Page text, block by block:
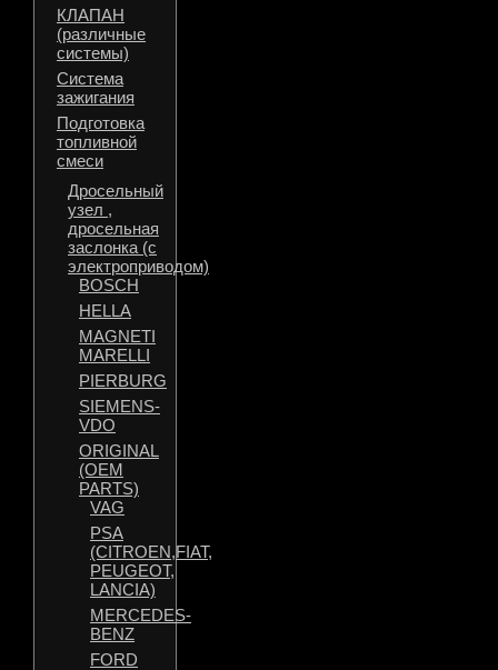
КЛАПАН
(различные
системы)
Система
зажигания
Подготовка
топливной
смеси
Дросельный
узел ,
дросельная
заслонка (с
электроприводом)
BOSCH
HELLA
MAGNETI
MARELLI
PIERBURG
SIEMENS-
VDO
ORIGINAL
(OEM
PARTS)
VAG
PSA
(CITROEN,FIAT,
PEUGEOT,
LANCIA)
MERCEDES-
BENZ
FORD